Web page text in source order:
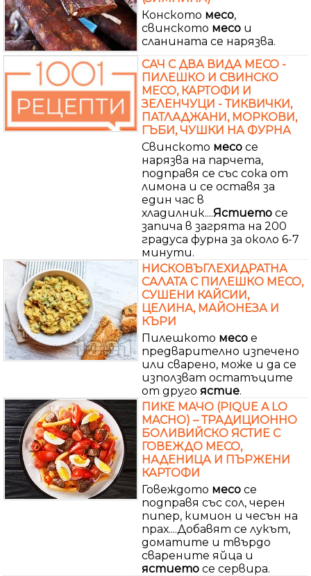
Конското месо,
свинското месо и
сланината се нарязва.
САЧ С ДВА ВИДА МЕСО -
ПИЛЕШКО И СВИНСКО
МЕСО, КАРТОФИ И
ЗЕЛЕНЧУЦИ - ТИКВИЧКИ,
ПАТЛАДЖАНИ, МОРКОВИ,
ГЪБИ, ЧУШКИ НА ФУРНА
Свинското месо се
нарязва на парчета,
подправя се със сока от
лимона и се оставя за
един час в
хладилник....Ястието се
запича в загрята на 200
градуса фурна за около 6-7
минути.
НИСКОВЪГЛЕХИДРАТНА
САЛАТА С ПИЛЕШКО МЕСО,
СУШЕНИ КАЙСИИ,
ЦЕЛИНА, МАЙОНЕЗА И
КЪРИ
Пилешкото месо е
предварително изпечено
или сварено, може и да се
използват остатъците
от друго ястие.
ПИКЕ МАЧО (PIQUE A LO
MACHО) – ТРАДИЦИОННО
БОЛИВИЙСКО ЯСТИЕ С
ГОВЕЖДО МЕСО,
НАДЕНИЦА И ПЪРЖЕНИ
КАРТОФИ
Говеждото месо се
подправя със сол, черен
пипер, кимион и чесън на
прах....Добавят се лукът,
доматите и твърдо
сварените яйца и
ястието се сервира.